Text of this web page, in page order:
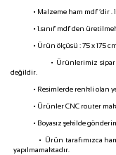
• Malzeme ham mdf ‘dir . 18
• 1.sınıf mdf den
• Ürün ölçüsü : 75 x 175
• Ürünlerimiz sipariş
değildir.
• Resimlerde renkli olan
• Ürünler CNC router
• Boyasız şekilde gönderim
• Ürün tarafımızca ham
yapılmamaktadır.